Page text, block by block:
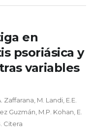
en
psoriásica y
variables
M. Landi, E.E.
Guzmán, M.P. Kohan, E.
Citera